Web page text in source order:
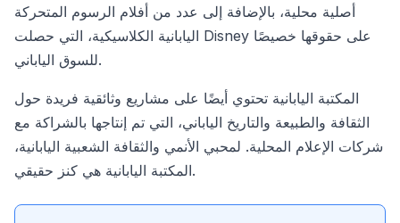
أصلية محلية، بالإضافة إلى عدد من أفلام الرسوم المتحركة
اليابانية الكلاسيكية، التي حصلت Disney على حقوقها خصيصًا
للسوق الياباني.
المكتبة اليابانية تحتوي أيضًا على مشاريع وثائقية فريدة حول
الثقافة والطبيعة والتاريخ الياباني، التي تم إنتاجها بالشراكة مع
شركات الإعلام المحلية. لمحبي الأنمي والثقافة الشعبية اليابانية،
المكتبة اليابانية هي كنز حقيقي.